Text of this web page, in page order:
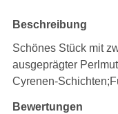
Beschreibung
Schönes Stück mit
ausgeprägter
Cyrenen-
Bewertungen